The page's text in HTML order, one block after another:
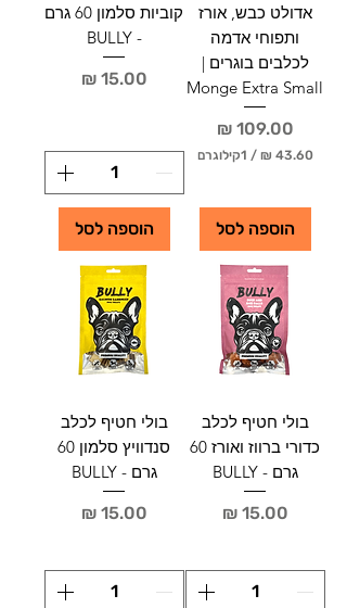
אדולט כבש, אורז
ותפוחי אדמה
לכלבים בוגרים |
Monge Extra Small
מחיר
‏43.60 ‏₪
/ 1קילוגרם
3
.
‏
₪
ל
-
1
ל
ג
ר
הוספה לסל
קוביות סלמון 60 גרם
- BULLY
מחיר
הוספה לסל
בולי חטיף לכלב
כדורי ברווז ואורז 60
גרם - BULLY
מחיר
בולי חטיף לכלב
סנדוויץ סלמון 60
גרם - BULLY
מחיר